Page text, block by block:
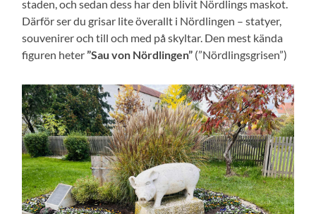
staden, och sedan dess har den blivit Nördlings maskot.
Därför ser du grisar lite överallt i Nördlingen – statyer,
souvenirer och till och med på skyltar. Den mest kända
figuren heter”Sau von Nördlingen” (”Nördlingsgrisen”)